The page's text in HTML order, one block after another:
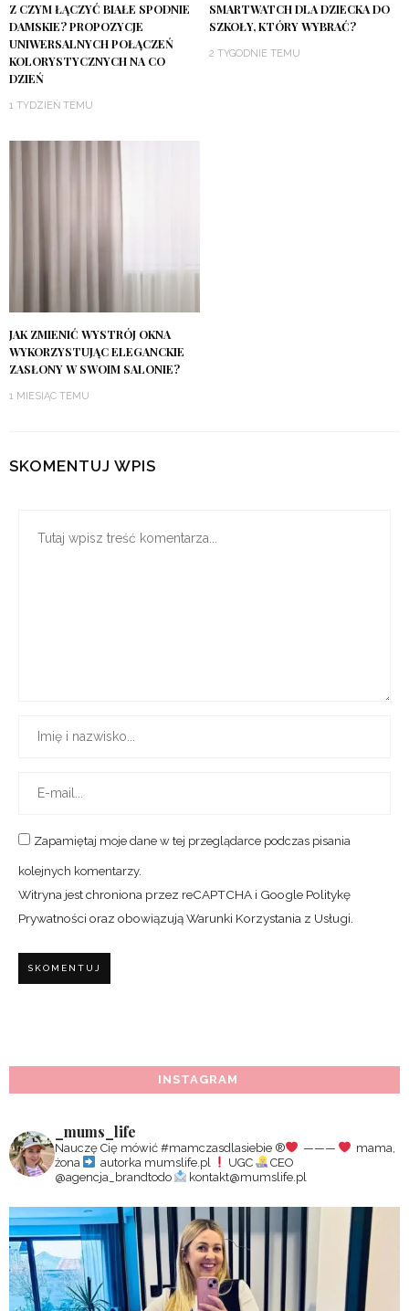
Z CZYM ŁĄCZYĆ BIAŁE SPODNIE
DAMSKIE? PROPOZYCJE
UNIWERSALNYCH POŁĄCZEŃ
KOLORYSTYCZNYCH NA CO
DZIEŃ
1 TYDZIEŃ TEMU
SMARTWATCH DLA DZIECKA DO
SZKOŁY, KTÓRY WYBRAĆ?
2 TYGODNIE TEMU
JAK ZMIENIĆ WYSTRÓJ OKNA
WYKORZYSTUJĄC ELEGANCKIE
ZASŁONY W SWOIM SALONIE?
1 MIESIĄC TEMU
SKOMENTUJ WPIS
Zapamiętaj moje dane w tej przeglądarce podczas pisania
kolejnych komentarzy.
Witryna jest chroniona przez reCAPTCHA i Google Politykę
Prywatności oraz obowiązująWarunki Korzystania z Usługi
INSTAGRAM
_mums_life
Nauczę Cię mówić #mamczasdlasiebie ®️ ———
mama,
żona
autorka mumslife.pl UGC
CEO
@agencja_brandtodo
kontakt@mumslife.pl